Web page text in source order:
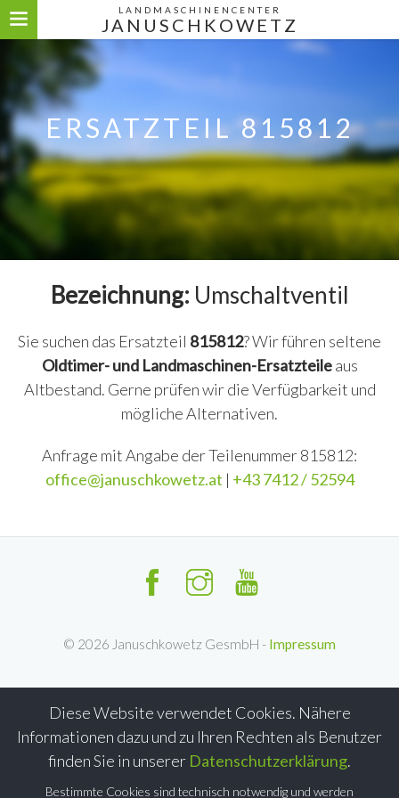
LANDMASCHINENCENTER
JANUSCHKOWETZ
Diese Website verwendet Cookies. Nähere
Informationen dazu und zu Ihren Rechten als Benutzer
finden Sie in unserer Datenschutzerklärung.
Bestimmte Cookies sind technisch notwendig und werden
ERSATZTEIL 815812
Bezeichnung: Umschaltventil
Sie suchen das Ersatzteil 815812? Wir führen seltene
Oldtimer- und Landmaschinen-Ersatzteileaus
Altbestand. Gerne prüfen wir die Verfügbarkeit und
mögliche Alternativen.
Anfrage mit Angabe der Teilenummer 815812:
office@januschkowetz.at | +43 7412 / 52594
© 2026 Januschkowetz GesmbH - Impressum